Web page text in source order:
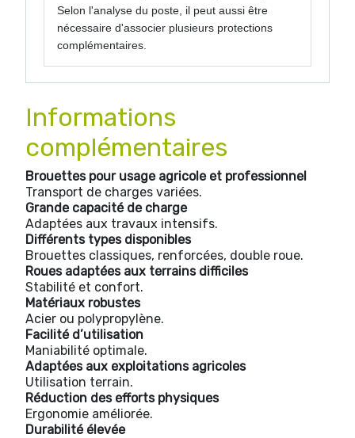
Selon l'analyse du poste, il peut aussi être
nécessaire d'associer plusieurs protections
complémentaires.
Informations
complémentaires
Brouettes pour usage agricole et professionnel
Transport de charges variées.
Grande capacité de charge
Adaptées aux travaux intensifs.
Différents types disponibles
Brouettes classiques, renforcées, double roue.
Roues adaptées aux terrains difficiles
Stabilité et confort.
Matériaux robustes
Acier ou polypropylène.
Facilité d’utilisation
Maniabilité optimale.
Adaptées aux exploitations agricoles
Utilisation terrain.
Réduction des efforts physiques
Ergonomie améliorée.
Durabilité élevée